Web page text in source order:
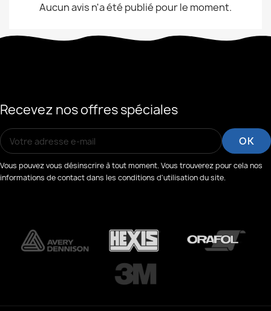
Aucun avis n'a été publié pour le moment.
Recevez nos offres spéciales
Vous pouvez vous désinscrire à tout moment. Vous trouverez pour cela nos
informations de contact dans les conditions d'utilisation du site.